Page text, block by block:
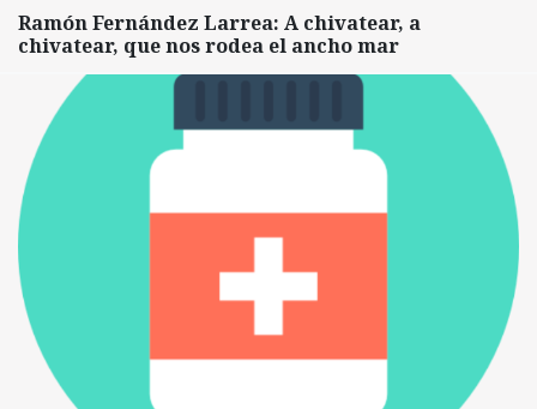
Ramón Fernández Larrea: A chivatear, a
chivatear, que nos rodea el ancho mar